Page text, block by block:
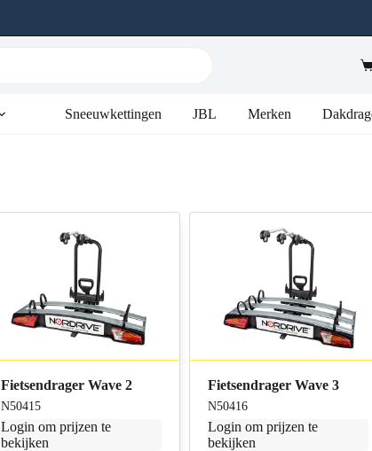
Sneeuwkettingen JBL Merken
Fietsendrager Wave 2
N50415
Login om prijzen te
bekijken
Fietsendrager Wave 3
N50416
Login om prijzen te
bekijken